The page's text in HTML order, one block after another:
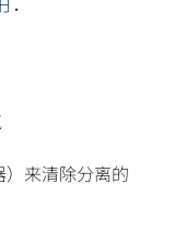
来清除分离的